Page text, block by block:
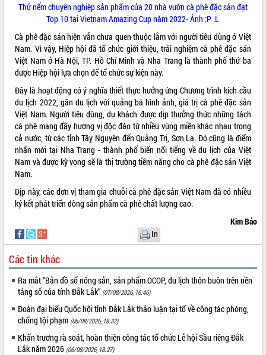
Rà soát, hoàn thiện hệ thống thiết chế
văn hóa, thể thao đáp ứng yêu cầu
phát triển mới
Thường trực HĐND tỉnh Đắk Lắk gặp
mặt Đoàn chuyên gia y tế TP. Hồ Chí
Minh
Lễ truy điệu và an táng hài cốt liệt sĩ
tại Nghĩa trang Liệt sĩ xã Sơn Hòa
Bàn giải pháp tháo gỡ khó khăn trong
xuất khẩu sầu riêng và triển khai quy
định EUDR
Thứ trưởng Bộ Nông nghiệp và Môi
trường Nguyễn Hoàng Hiệp khảo sát
vùng trồng và doanh nghiệp đóng gói
sầu riêng tại Đắk Lắk
Trình diễn nghệ thuật chế biến các
Đắk Lắk công bố Quy hoạch và xúc
tiến đầu tư tỉnh
Ngành cá ngừ Đắk Lắk chủ động thích
ứng để giữ vững thị trường xuất khẩu
Diễn đàn Kinh tế tư nhân Việt Nam đột
phá cơ chế - Hợp tác công tư
Đề án 06 tạo bước ngoặt đột phá trong
cải cách hành chính tỉnh Đắk Lắk
Kết nối tour, đẩy mạnh chuyển đổi số
để phát triển du lịch Đắk Lắk
LIÊN KẾT WEB
THỐNG KÊ TRUY CẬP
Hôm nay:
23516
Tất cả: 66036256
Thử nếm chuyên nghiệp sản phẩm của 20 nhà vườn cà phê đặc sản đạt
Top 10 tại Vietnam Amazing Cup năm 2022- Ảnh :P .L
Cà phê đặc sản hiện vẫn chưa quen thuộc lắm với người tiêu dùng ở Việt
Nam. Vì vậy, Hiệp hội đã tổ chức giới thiệu, trải nghiệm cà phê đặc sản
Việt Nam ở Hà Nội, TP. Hồ Chí Minh và Nha Trang là thành phố thứ ba
được Hiệp hội lựa chọn để tổ chức sự kiện này.
Đây là hoạt động có ý nghĩa thiết thực hưởng ứng Chương trình kích cầu
du lịch 2022, gắn du lịch với quảng bá hình ảnh, giá trị cà phê đặc sản
Việt Nam. Người tiêu dùng, du khách được dịp thưởng thức những tách
cà phê mang đầy hương vị độc đáo từ nhiều vùng miền khác nhau trong
cả nước, từ các tỉnh Tây Nguyên đến Quảng Trị, Sơn La. Đó cũng là điểm
nhấn mới tại Nha Trang - thành phố biển nổi tiếng về du lịch của Việt
Nam và được kỳ vọng sẽ là thị trường tiềm năng cho cà phê đặc sản Việt
Nam.
Dịp này, các đơn vị tham gia chuỗi cà phê đặc sản Việt Nam đã có nhiều
ký kết phát triển dòng sản phẩm cà phê chất lượng cao.
Kim Bảo
In
Các tin khác
Ra mắt “Bản đồ số nông sản, sản phẩm OCOP, du lịch thôn buôn trên nền
tảng số của tỉnh Đắk Lắk” (07/08/2026, 16:46)
Đoàn đại biểu Quốc hội tỉnh Đắk Lắk thảo luận tại tổ về công tác phòng,
chống tội phạm (06/08/2026, 18:32)
Khẩn trương rà soát, hoàn thiện công tác tổ chức Lễ hội Sầu riêng Đắk
Lắk năm 2026 (06/08/2026, 18:27)